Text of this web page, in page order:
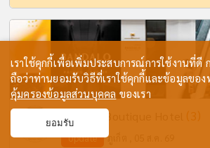
Bandalo Boutique Hotel (3)
Update ภูเก็ต , 05 ส.ค. 69
เราใช้คุกกี้เพื่อเพิ่มประสบการณ์การใช้งานที่ดี
ถือว่าท่านยอมรับวิธีที่เราใช้คุกกี้และข้อมูลขอ
คุ้มครองข้อมูลส่วนบุคคล ของเรา
ยอมรับ